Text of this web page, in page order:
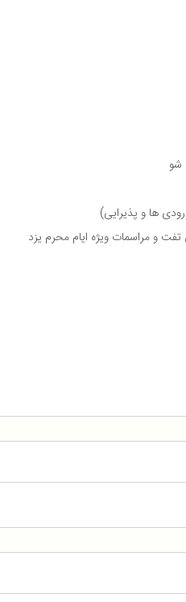
ها و پذیرایی)
و مراسمات ویژه ایام محرم یزد